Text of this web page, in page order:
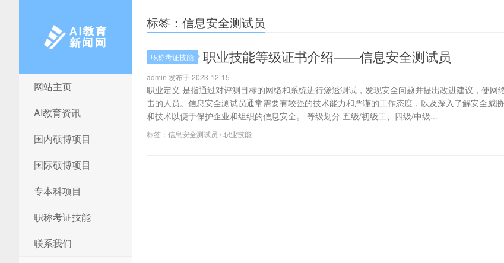
AI教育新闻网
网站主页
AI教育资讯
国内硕博项目
国际硕博项目
专本科项目
职称考证技能
联系我们
标签：信息安全测试员
职称考证技能 职业技能等级证书介绍——信息安全测试员
admin 发布于 2023-12-15
职业定义 是指通过对评测目标的网络和系统进行渗透测试，发现安全问题并提出改进建议，使网
击的人员。信息安全测试员通常需要有较强的技术能力和严谨的工作态度，以及深入了解安全威
和技术以便于保护企业和组织的信息安全。 等级划分 五级/初级工、四级/中级...
标签： 信息安全测试员 /职业技能